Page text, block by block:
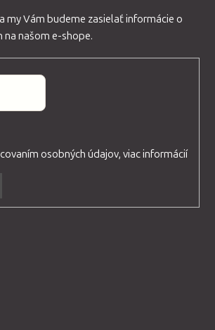
my Vám budeme zasielať informácie o
našom e-shope.
osobných údajov, viac informácií